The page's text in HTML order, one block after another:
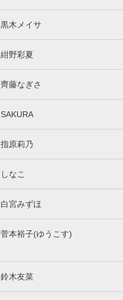
黒木メイサ
紺野彩夏
齊藤なぎさ
SAKURA
指原莉乃
しなこ
白宮みずほ
菅本裕子(ゆうこす)
鈴木友菜